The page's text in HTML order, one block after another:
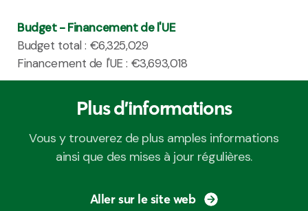
Budget - Financement de l'UE
Budget total : €6,325,029
Financement de l'UE : €3,693,018
Plus d'informations
Vous y trouverez de plus amples informations
ainsi que des mises à jour régulières.
Aller sur le site web